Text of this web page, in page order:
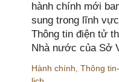
hành chính mới
sung trong lĩnh
Thông tin điện tử
Nhà nước của Sở
Hành chính Thông